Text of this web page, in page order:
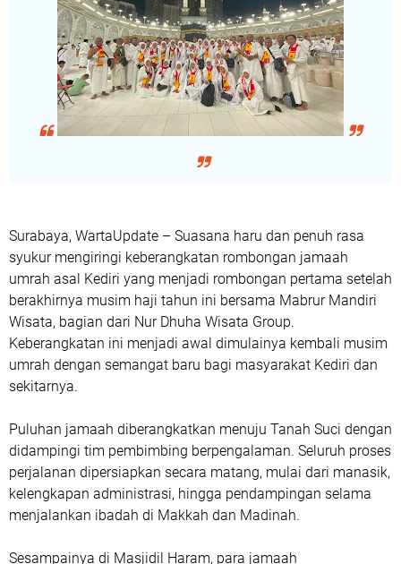
Surabaya, WartaUpdate – Suasana haru dan penuh rasa
syukur mengiringi keberangkatan rombongan jamaah
umrah asal Kediri yang menjadi rombongan pertama setelah
berakhirnya musim haji tahun ini bersama Mabrur Mandiri
Wisata, bagian dari Nur Dhuha Wisata Group.
Keberangkatan ini menjadi awal dimulainya kembali musim
umrah dengan semangat baru bagi masyarakat Kediri dan
sekitarnya.
Puluhan jamaah diberangkatkan menuju Tanah Suci dengan
didampingi tim pembimbing berpengalaman. Seluruh proses
perjalanan dipersiapkan secara matang, mulai dari manasik,
kelengkapan administrasi, hingga pendampingan selama
menjalankan ibadah di Makkah dan Madinah.
Sesampainya di Masjidil Haram, para jamaah